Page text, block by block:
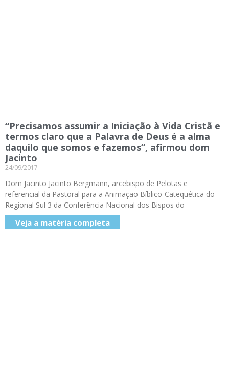
“Precisamos assumir a Iniciação à Vida Cristã e
termos claro que a Palavra de Deus é a alma
daquilo que somos e fazemos”, afirmou dom
Jacinto
24/09/2017
Dom Jacinto Jacinto Bergmann, arcebispo de Pelotas e
referencial da Pastoral para a Animação Bíblico-Catequética do
Regional Sul 3 da Conferência Nacional dos Bispos do
Veja a matéria completa